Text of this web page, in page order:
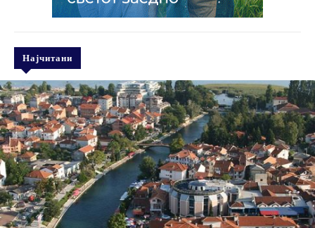
Најчитани